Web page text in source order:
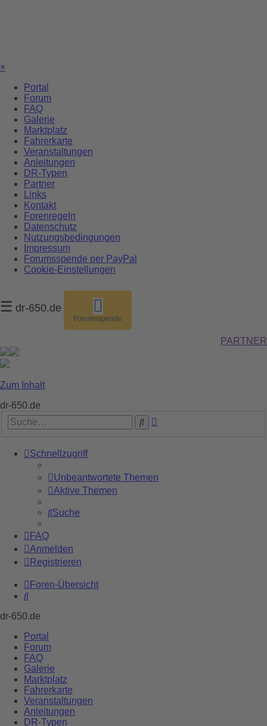
×
Portal
Forum
FAQ
Galerie
Marktplatz
Fahrerkarte
Veranstaltungen
Anleitungen
DR-Typen
Partner
Links
Kontakt
Forenregeln
Datenschutz
Nutzungsbedingungen
Impressum
Forumsspende per PayPal
Cookie-Einstellungen
☰ dr-650.de
Forumsspende
PARTNER
Zum Inhalt
dr-650.de
Suche
Schnellzugriff
Unbeantwortete Themen
Aktive Themen
Suche
FAQ
Anmelden
Registrieren
Foren-Übersicht
Suche
dr-650.de
Portal
Forum
FAQ
Galerie
Marktplatz
Fahrerkarte
Veranstaltungen
Anleitungen
DR-Typen